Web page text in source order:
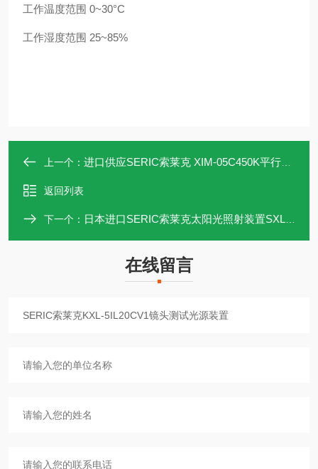
工作温度范围 0~30°C
工作湿度范围 25~85%
上一个： 进口供应SERIC索莱克 XIM-05C450K平行光太阳能灯
返回列表
下一个： 日本进口SERIC索莱克太阳光照射装置SXL-3000V2
在线留言